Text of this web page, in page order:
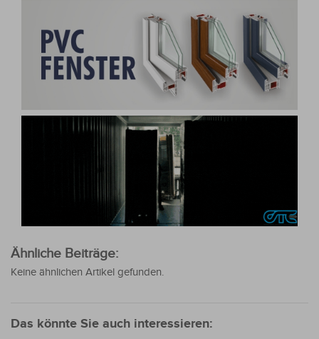
Ähnliche Beiträge:
Keine ähnlichen Artikel gefunden.
Das könnte Sie auch interessieren: